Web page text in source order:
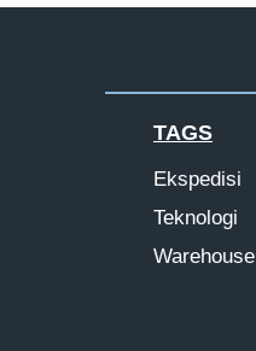
TAGS
Ekspedisi
Teknologi
Warehouse